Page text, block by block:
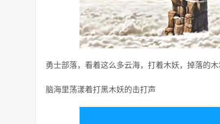
勇士部落，看着这么多云海，打着木妖，掉落的木
脑海里荡漾着打黑木妖的击打声